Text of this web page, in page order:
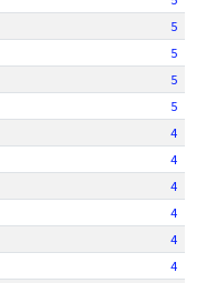
5
5
5
5
4
4
4
4
4
4